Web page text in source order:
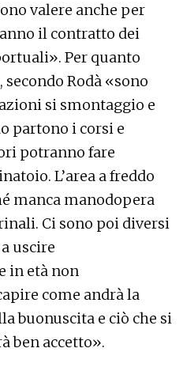
valere anche per
il contratto dei
Per quanto
Rodà «sono
si smontaggio e
partono i corsi e
potranno fare
L’area a freddo
manca manodopera
Ci sono poi diversi
uscire
in età non
come andrà la
buonuscita e ciò che si
ben accetto».